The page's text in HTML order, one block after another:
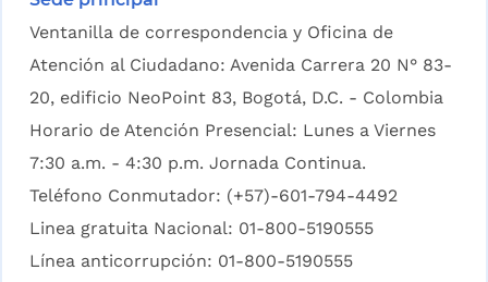
Ventanilla de correspondencia y Oficina de
Atención al Ciudadano: Avenida Carrera 20 N° 83-
20, edificio NeoPoint 83, Bogotá, D.C. - Colombia
Horario de Atención Presencial: Lunes a Viernes
7:30 a.m. - 4:30 p.m. Jornada Continua.
Teléfono Conmutador: (+57)-601-794-4492
Linea gratuita Nacional: 01-800-5190555
Línea anticorrupción: 01-800-5190555